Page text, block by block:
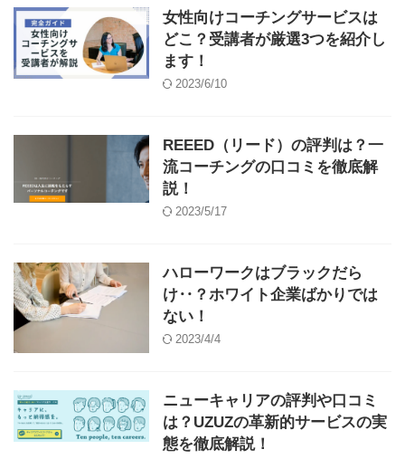
女性向けコーチングサービスは
どこ？受講者が厳選3つを紹介し
ます！
2023/6/10
REEED（リード）の評判は？一
流コーチングの口コミを徹底解
説！
2023/5/17
ハローワークはブラックだら
け‥？ホワイト企業ばかりでは
ない！
2023/4/4
ニューキャリアの評判や口コミ
は？UZUZの革新的サービスの実
態を徹底解説！